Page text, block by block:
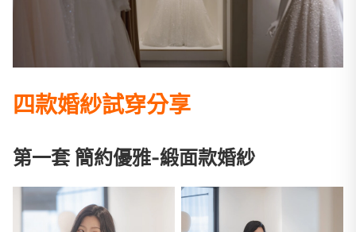
四款婚紗試穿分享
第一套 簡約優雅-緞面款婚紗